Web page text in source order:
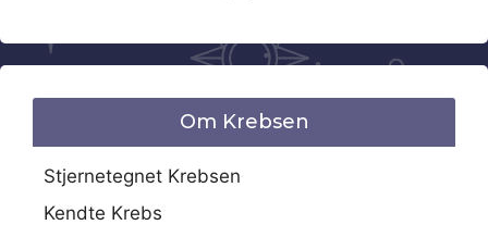
Om Krebsen
Stjernetegnet Krebsen
Kendte Krebs